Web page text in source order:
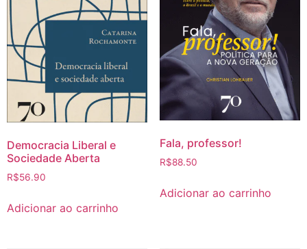
Democracia Liberal e
Sociedade Aberta
R$56.90
Adicionar ao carrinho
Fala, professor!
R$88.50
Adicionar ao carrinho